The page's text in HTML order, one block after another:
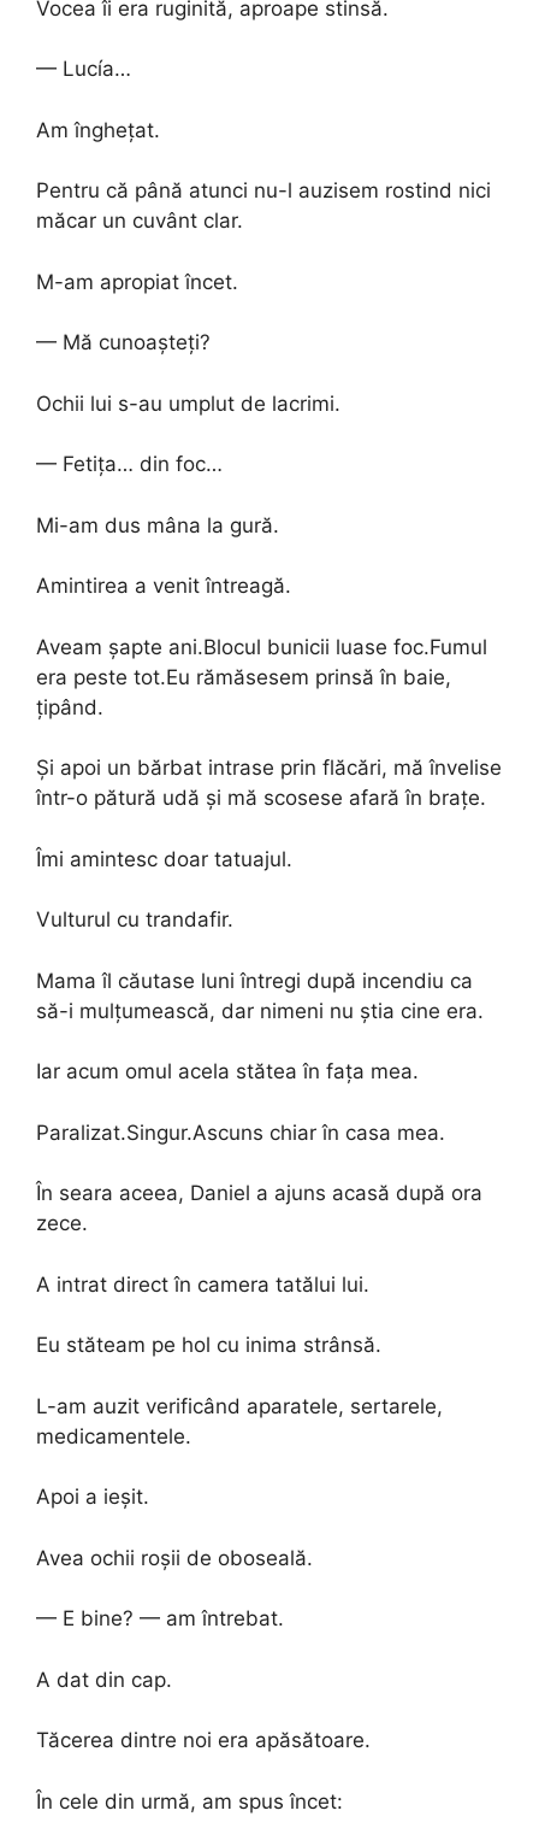
Vocea îi era ruginită, aproape stinsă.
— Lucía…
Am înghețat.
Pentru că până atunci nu-l auzisem rostind nici
măcar un cuvânt clar.
M-am apropiat încet.
— Mă cunoașteți?
Ochii lui s-au umplut de lacrimi.
— Fetița… din foc…
Mi-am dus mâna la gură.
Amintirea a venit întreagă.
Aveam șapte ani.Blocul bunicii luase foc.Fumul
era peste tot.Eu rămăsesem prinsă în baie,
țipând.
Și apoi un bărbat intrase prin flăcări, mă învelise
într-o pătură udă și mă scosese afară în brațe.
Îmi amintesc doar tatuajul.
Vulturul cu trandafir.
Mama îl căutase luni întregi după incendiu ca
să-i mulțumească, dar nimeni nu știa cine era.
Iar acum omul acela stătea în fața mea.
Paralizat.Singur.Ascuns chiar în casa mea.
În seara aceea, Daniel a ajuns acasă după ora
zece.
A intrat direct în camera tatălui lui.
Eu stăteam pe hol cu inima strânsă.
L-am auzit verificând aparatele, sertarele,
medicamentele.
Apoi a ieșit.
Avea ochii roșii de oboseală.
— E bine? — am întrebat.
A dat din cap.
Tăcerea dintre noi era apăsătoare.
În cele din urmă, am spus încet: